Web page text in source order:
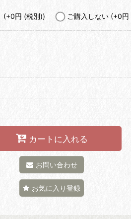
(+0円 (税別)) ご購入しない (+0円
カートに入れる
お問い合わせ
お気に入り登録